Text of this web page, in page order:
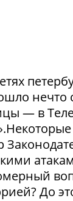
нечто
— в
До